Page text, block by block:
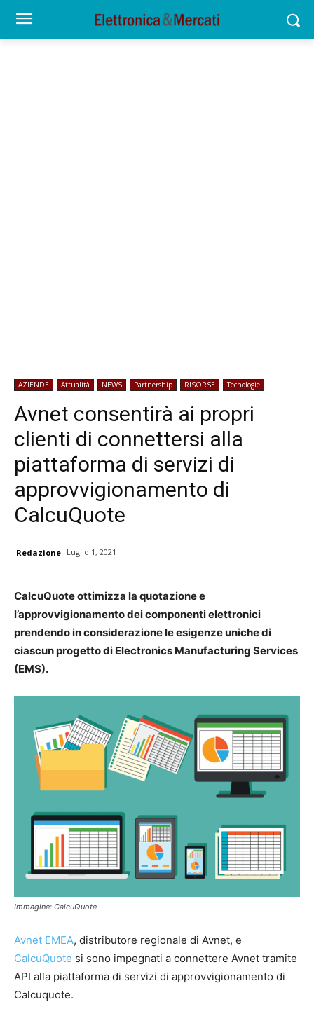
AZIENDE Attualità NEWS Partnership RISORSE Tecnologie
Avnet consentirà ai propri
clienti di connettersi alla
piattaforma di servizi di
approvvigionamento di
CalcuQuote
Redazione Luglio 1, 2021
CalcuQuote ottimizza la quotazione e
l’approvvigionamento dei componenti elettronici
prendendo in considerazione le esigenze uniche di
ciascun progetto di Electronics Manufacturing Services
(EMS).
Immagine: CalcuQuote
Avnet EMEA, distributore regionale di Avnet, e
CalcuQuote si sono impegnati a connettere Avnet tramite
API alla piattaforma di servizi di approvvigionamento di
Calcuquote.